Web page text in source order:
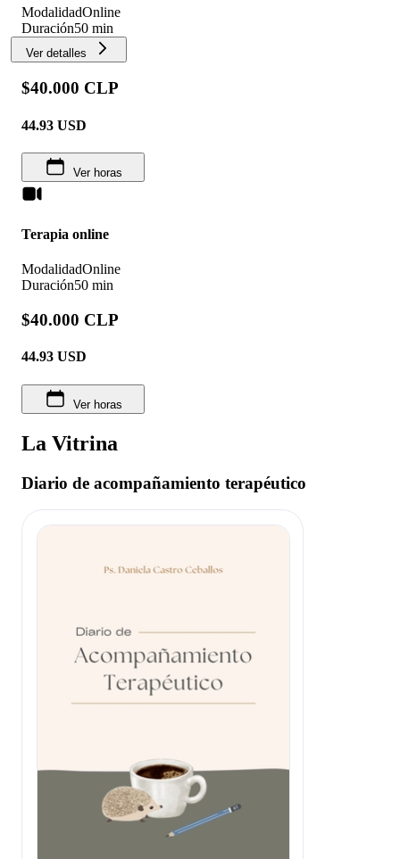
ModalidadOnline
Duración50 min
Ver detalles
$40.000 CLP
44.93 USD
Ver horas
Terapia online
ModalidadOnline
Duración50 min
$40.000 CLP
44.93 USD
Ver horas
La Vitrina
Diario de acompañamiento terapéutico